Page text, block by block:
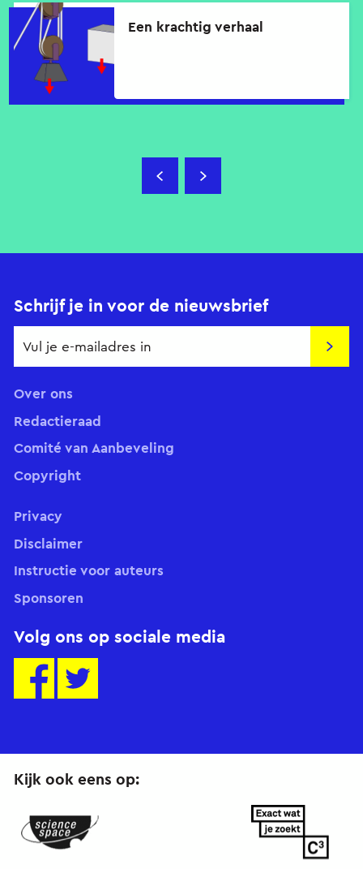
Een krachtig verhaal
Schrijf je in voor de nieuwsbrief
Over ons
Redactieraad
Comité van Aanbeveling
Copyright
Volg ons op sociale media
Privacy
Disclaimer
Instructie voor auteurs
Sponsoren
Kijk ook eens op:
ScienceSpace.nl